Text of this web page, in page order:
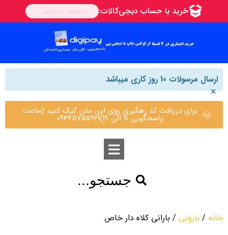
ارسال مرسولات 10 روز کاری میباشد
×
برای دریافت کد رهگیری روی این متن کیک کنید (ساعت
پاسخگویی 11 الی 19)09365755921
جستجو...
خانه / بارونی / بارانی کلاه دار خاص